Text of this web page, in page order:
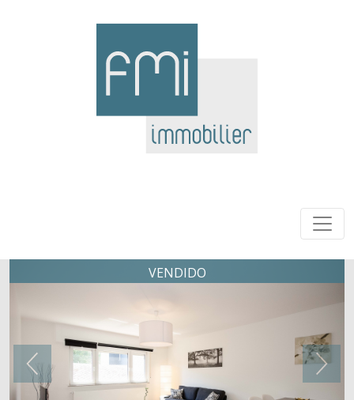
VENDIDO